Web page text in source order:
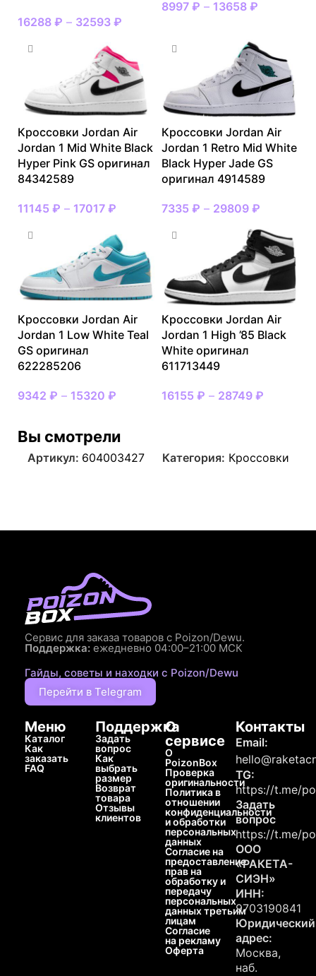
16288 ₽ – 32593 ₽
8997 ₽ – 13658 ₽
Кроссовки Jordan Air
Jordan 1 Mid White Black
Hyper Pink GS оригинал
84342589
11145 ₽ – 17017 ₽
Кроссовки Jordan Air
Jordan 1 Retro Mid White
Black Hyper Jade GS
оригинал 4914589
7335 ₽ – 29809 ₽
Кроссовки Jordan Air
Jordan 1 Low White Teal
GS оригинал
622285206
9342 ₽ – 15320 ₽
Кроссовки Jordan Air
Jordan 1 High ’85 Black
White оригинал
611713449
16155 ₽ – 28749 ₽
Вы смотрели
Артикул: 604003427 Категория: Кроссовки
Сервис для заказа товаров с Poizon/Dewu.
Поддержка: ежедневно 04:00–21:00 МСК
Гайды, советы и находки с Poizon/Dewu
Перейти в Telegram
Меню
Каталог
Как
заказать
FAQ
Поддержка
Задать
вопрос
Как
выбрать
размер
Возврат
товара
Отзывы
клиентов
О
сервисе
О
PoizonBox
Проверка
оригинальности
Политика в
отношении
конфиденциальности
и обработки
персональных
данных
Согласие на
предоставление
прав на
обработку и
передачу
персональных
данных третьим
лицам
Согласие
на рекламу
Оферта
Контакты
Email:
TG:
https://t.me/
Задать
вопрос
https://t.me/
ООО
«РАКЕТА-
СИЭН»
ИНН:
9703190841
Юридический
адрес:
Москва,
наб.